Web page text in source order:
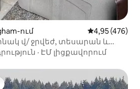
ում Միջին
4,95 (476)
վ/ ջրվեժ, տեսարան և
· ԷՄ լիցքավորում